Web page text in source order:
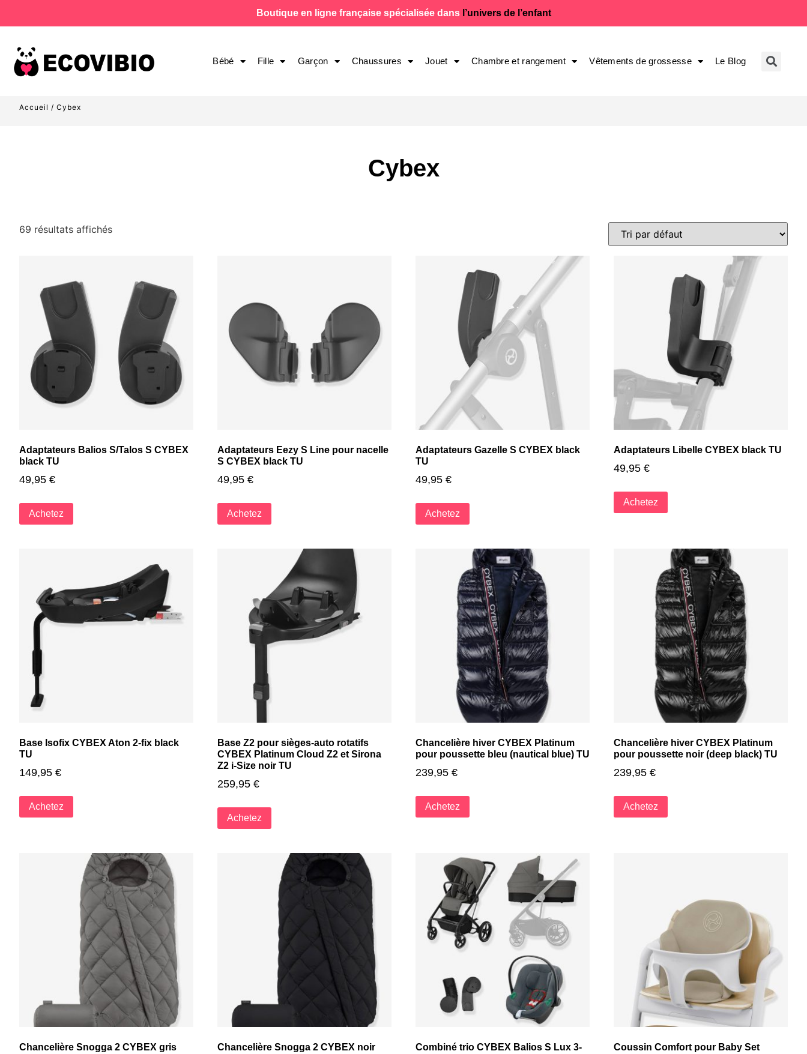
Boutique en ligne française spécialisée dans l’univers de l’enfant
Bébé Fille Garçon Chaussures Jouet Chambre et rangement Vêtements de grossesse Le Blog
Accueil / Cybex
Cybex
69 résultats affichés
Adaptateurs Balios S/Talos S CYBEX
black TU
49,95 €
Achetez
Adaptateurs Eezy S Line pour nacelle
S CYBEX black TU
49,95 €
Achetez
Adaptateurs Gazelle S CYBEX black
TU
49,95 €
Achetez
Adaptateurs Libelle CYBEX black TU
49,95 €
Achetez
Base Isofix CYBEX Aton 2-fix black
TU
149,95 €
Achetez
Base Z2 pour sièges-auto rotatifs
CYBEX Platinum Cloud Z2 et Sirona
Z2 i-Size noir TU
259,95 €
Achetez
Chancelière hiver CYBEX Platinum
pour poussette bleu (nautical blue) TU
239,95 €
Achetez
Chancelière hiver CYBEX Platinum
pour poussette noir (deep black) TU
239,95 €
Achetez
Chancelière Snogga 2 CYBEX gris
Chancelière Snogga 2 CYBEX noir
Combiné trio CYBEX Balios S Lux 3-
Coussin Comfort pour Baby Set